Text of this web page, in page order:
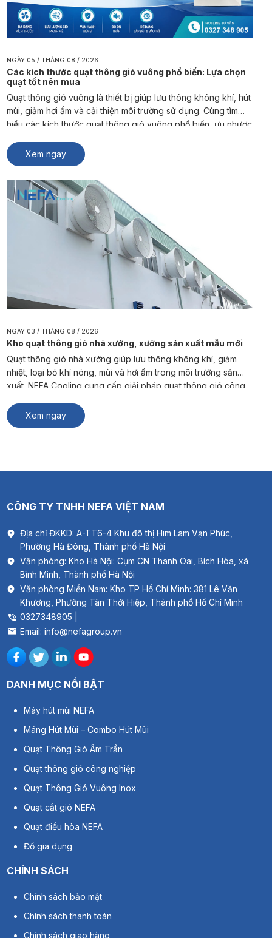
NGÀY 05 / THÁNG 08 / 2026
Các kích thước quạt thông gió vuông phổ biến: Lựa chọn
quạt tốt nên mua
Quạt thông gió vuông là thiết bị giúp lưu thông không khí, hút
mùi, giảm hơi ẩm và cải thiện môi trường sử dụng. Cùng tìm
hiểu các kích thước quạt thông gió vuông phổ biến, ưu nhược
Quạt thông gió vuông là […]
Xem ngay
NGÀY 03 / THÁNG 08 / 2026
Kho quạt thông gió nhà xưởng, xưởng sản xuất mẫu mới
Quạt thông gió nhà xưởng giúp lưu thông không khí, giảm
nhiệt, loại bỏ khí nóng, mùi và hơi ẩm trong môi trường sản
xuất. NEFA Cooling cung cấp giải pháp quạt thông gió công
Xem thêm: Thông gió biệt thự Quạt […]
Xem ngay
CÔNG TY TNHH NEFA VIỆT NAM
Địa chỉ ĐKKD: A-TT6-4 Khu đô thị Him Lam Vạn Phúc,
Phường Hà Đông, Thành phố Hà Nội
Văn phòng: Kho Hà Nội: Cụm CN Thanh Oai, Bích Hòa, xã
Bình Minh, Thành phố Hà Nội
Văn phòng Miền Nam: Kho TP Hồ Chí Minh: 381 Lê Văn
Khương, Phường Tân Thới Hiệp, Thành phố Hồ Chí Minh
0327348905 |
Email: info@nefagroup.vn
DANH MỤC NỔI BẬT
Máy hút mùi NEFA
Máng Hút Mùi – Combo Hút Mùi
Quạt Thông Gió Âm Trần
Quạt thông gió công nghiệp
Quạt Thông Gió Vuông Inox
Quạt cắt gió NEFA
Quạt điều hòa NEFA
Đồ gia dụng
CHÍNH SÁCH
Chính sách bảo mật
Chính sách thanh toán
Chính sách giao hàng